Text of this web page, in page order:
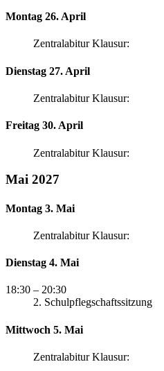
Montag 26. April
Zentralabitur Klausur:
Dienstag 27. April
Zentralabitur Klausur:
Freitag 30. April
Zentralabitur Klausur:
Mai 2027
Montag 3. Mai
Zentralabitur Klausur:
Dienstag 4. Mai
18:30 – 20:30
2. Schulpflegschaftssitzung
Mittwoch 5. Mai
Zentralabitur Klausur: